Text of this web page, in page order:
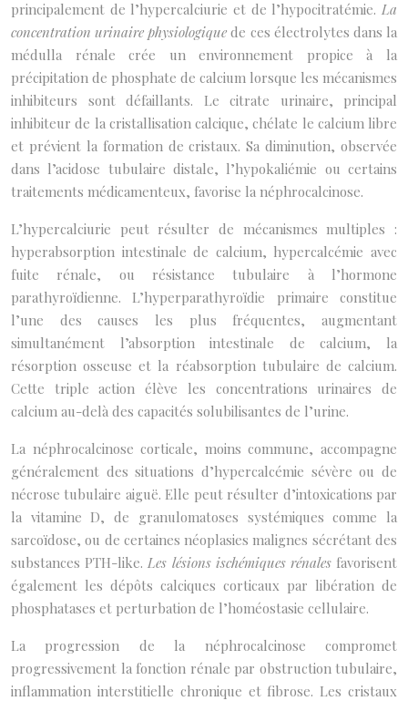
principalement de l’hypercalciurie et de l’hypocitratémie. La
concentration urinaire physiologiquede ces électrolytes dans la
médulla rénale crée un environnement propice à la
précipitation de phosphate de calcium lorsque les mécanismes
inhibiteurs sont défaillants. Le citrate urinaire, principal
inhibiteur de la cristallisation calcique, chélate le calcium libre
et prévient la formation de cristaux. Sa diminution, observée
dans l’acidose tubulaire distale, l’hypokaliémie ou certains
traitements médicamenteux, favorise la néphrocalcinose.
L’hypercalciurie peut résulter de mécanismes multiples :
hyperabsorption intestinale de calcium, hypercalcémie avec
fuite rénale, ou résistance tubulaire à l’hormone
parathyroïdienne. L’hyperparathyroïdie primaire constitue
l’une des causes les plus fréquentes, augmentant
simultanément l’absorption intestinale de calcium, la
résorption osseuse et la réabsorption tubulaire de calcium.
Cette triple action élève les concentrations urinaires de
calcium au-delà des capacités solubilisantes de l’urine.
La néphrocalcinose corticale, moins commune, accompagne
généralement des situations d’hypercalcémie sévère ou de
nécrose tubulaire aiguë. Elle peut résulter d’intoxications par
la vitamine D, de granulomatoses systémiques comme la
sarcoïdose, ou de certaines néoplasies malignes sécrétant des
substances PTH-like.Les lésions ischémiques rénales favorisent
également les dépôts calciques corticaux par libération de
phosphatases et perturbation de l’homéostasie cellulaire.
La progression de la néphrocalcinose compromet
progressivement la fonction rénale par obstruction tubulaire,
inflammation interstitielle chronique et fibrose. Les cristaux